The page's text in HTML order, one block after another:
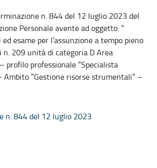
n. 844 del 12 luglio 2023 del
Personale avente ad oggetto: “
esame per l’assunzione a tempo pieno
209 unità di categoria D Area
profilo professionale “Specialista
“Gestione risorse strumentali” –
n. 844 del 12 luglio 2023